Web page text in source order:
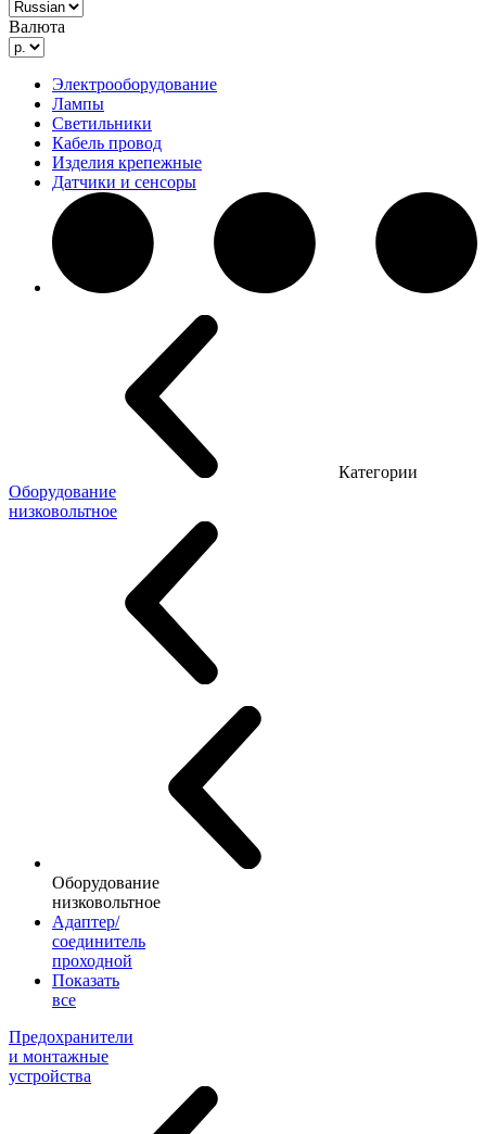
Валюта
Электрооборудование
Лампы
Светильники
Кабель провод
Изделия крепежные
Датчики и сенсоры
Категории
Оборудование
низковольтное
Оборудование
низковольтное
Адаптер/
соединитель
проходной
Показать
все
Предохранители
и монтажные
устройства